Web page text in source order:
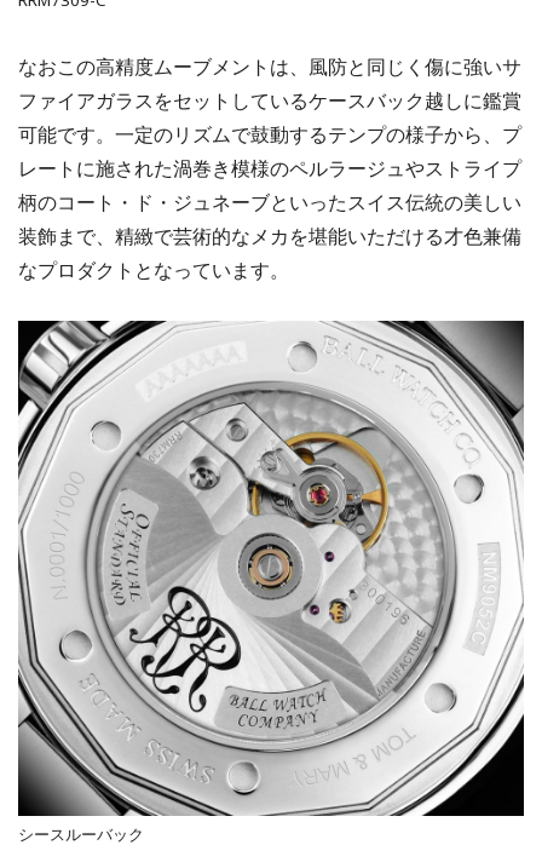
なおこの高精度ムーブメントは、風防と同じく傷に強いサ
ファイアガラスをセットしているケースバック越しに鑑賞
可能です。一定のリズムで鼓動するテンプの様子から、プ
レートに施された渦巻き模様のペルラージュやストライプ
柄のコート・ド・ジュネーブといったスイス伝統の美しい
装飾まで、精緻で芸術的なメカを堪能いただける才色兼備
なプロダクトとなっています。
シースルーバック